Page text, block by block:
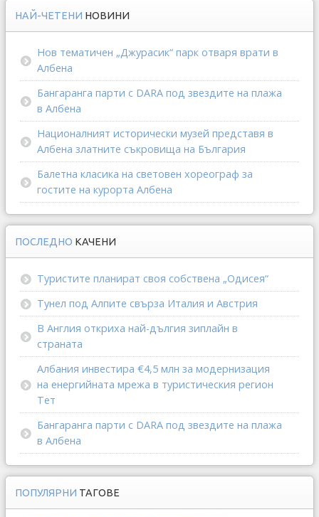
НАЙ-ЧЕТЕНИ НОВИНИ
Нов тематичен „Джурасик“ парк отваря врати в
Албена
Бангаранга парти с DARA под звездите на плажа
в Албена
Националният исторически музей представя в
Албена златните съкровища на България
Балетна класика на световен хореограф за
гостите на курорта Албена
ПОСЛЕДНО КАЧЕНИ
Туристите планират своя собствена „Одисея“
Тунел под Алпите свърза Италия и Австрия
В Англия откриха най-дългия зиплайн в
страната
Албания инвестира €4,5 млн за модернизация
на енергийната мрежа в туристическия регион
Тет
Бангаранга парти с DARA под звездите на плажа
в Албена
ПОПУЛЯРНИ ТАГОВЕ